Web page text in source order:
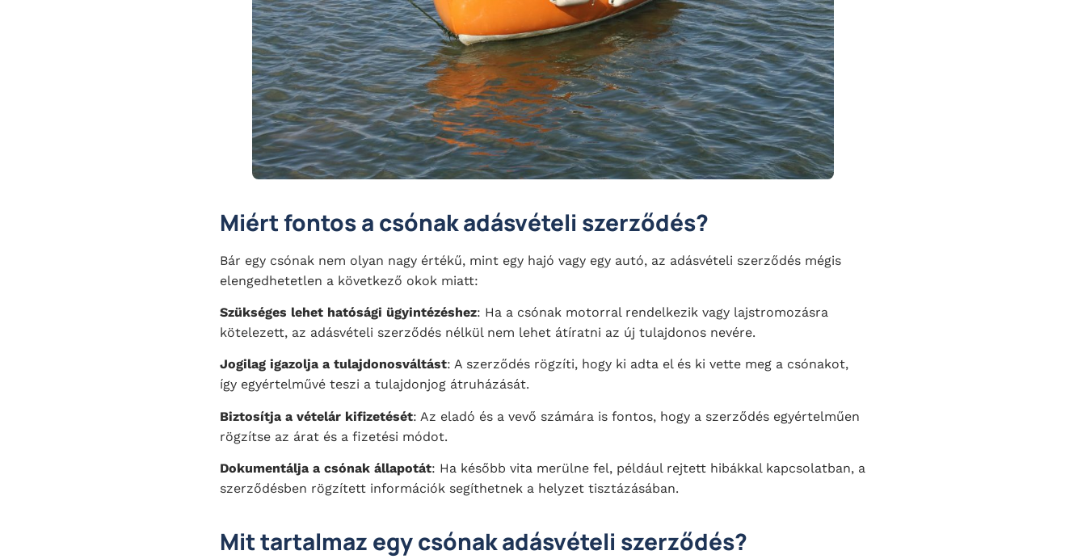
Miért fontos a csónak adásvételi szerződés?
Bár egy csónak nem olyan nagy értékű, mint egy hajó vagy egy autó, az adásvételi szerződés mégis
elengedhetetlen a következő okok miatt:
Szükséges lehet hatósági ügyintézéshez: Ha a csónak motorral rendelkezik vagy lajstromozásra
kötelezett, az adásvételi szerződés nélkül nem lehet átíratni az új tulajdonos nevére.
Jogilag igazolja a tulajdonosváltást: A szerződés rögzíti, hogy ki adta el és ki vette meg a csónakot,
így egyértelművé teszi a tulajdonjog átruházását.
Biztosítja a vételár kifizetését: Az eladó és a vevő számára is fontos, hogy a szerződés egyértelműen
rögzítse az árat és a fizetési módot.
Dokumentálja a csónak állapotát: Ha később vita merülne fel, például rejtett hibákkal kapcsolatban, a
szerződésben rögzített információk segíthetnek a helyzet tisztázásában.
Mit tartalmaz egy csónak adásvételi szerződés?